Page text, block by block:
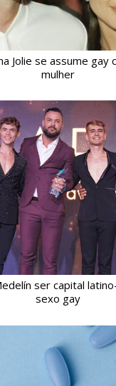
Jolie se assume gay
mulher
ser capital
sexo gay